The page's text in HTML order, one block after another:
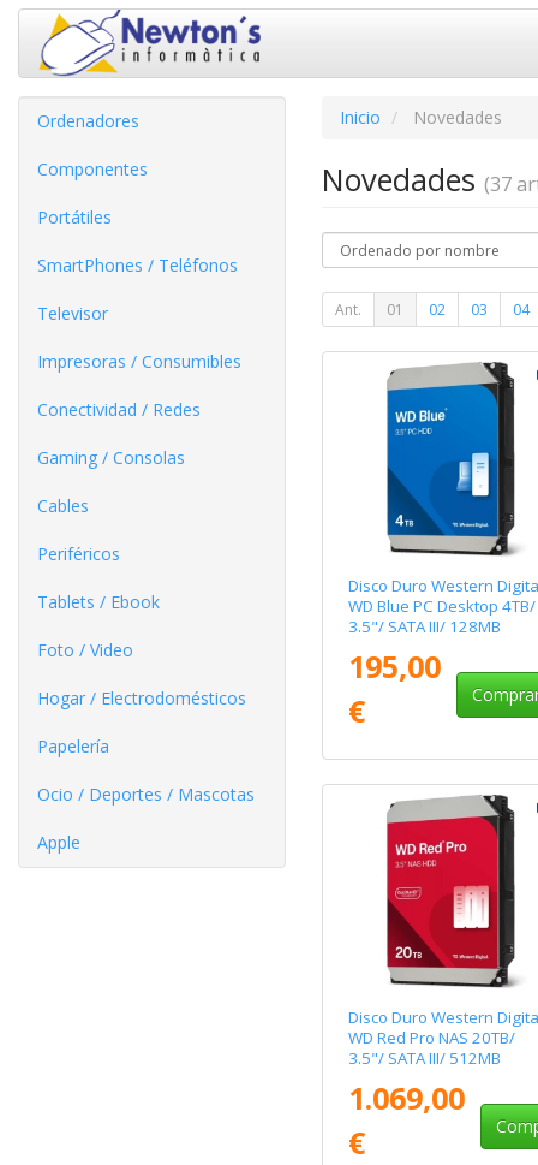
Ordenadores
Componentes
Portátiles
SmartPhones / Teléfonos
Televisor
Impresoras / Consumibles
Conectividad / Redes
Gaming / Consolas
Cables
Periféricos
Tablets / Ebook
Foto / Video
Hogar / Electrodomésticos
Papelería
Ocio / Deportes / Mascotas
Apple
Inicio Novedades
Novedades (37
Ant. 01 02 03 04
Disco Duro Western
WD Blue PC Desktop 4TB/
3.5"/ SATA III/ 128MB
195,00
€
Disco Duro Western
WD Red Pro NAS 20TB/
3.5"/ SATA III/ 512MB
1.069,00
€